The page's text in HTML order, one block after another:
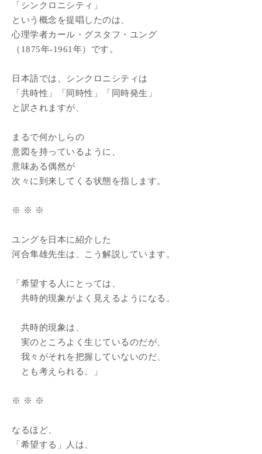
「シンクロニシティ」
という概念を提唱したのは、
心理学者カール・グスタフ・ユング
（1875年-1961年）です。
日本語では、シンクロニシティは
「共時性」「同時性」「同時発生」
と訳されますが、
まるで何かしらの
意図を持っているように、
意味ある偶然が
次々に到来してくる状態を指します。
※ ※ ※
ユングを日本に紹介した
河合隼雄先生は、こう解説しています。
「希望する人にとっては、
共時的現象がよく見えるようになる。
共時的現象は、
実のところよく生じているのだが、
我々がそれを把握していないのだ、
とも考えられる。」
※ ※ ※
なるほど、
「希望する」人は、